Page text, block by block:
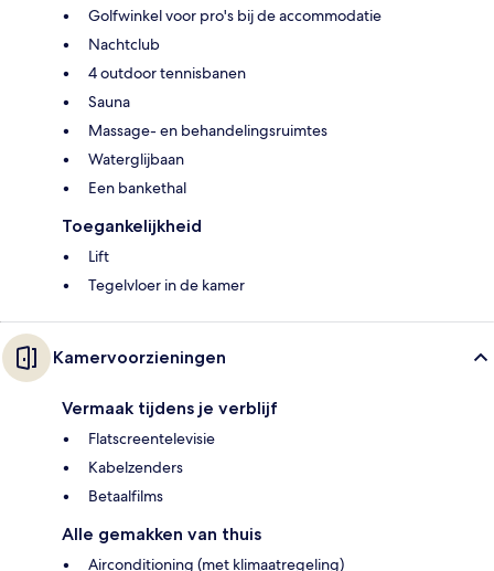
Golfwinkel voor pro's bij de accommodatie
Nachtclub
4 outdoor tennisbanen
Sauna
Massage- en behandelingsruimtes
Waterglijbaan
Een bankethal
Toegankelijkheid
Lift
Tegelvloer in de kamer
Kamervoorzieningen
Vermaak tijdens je verblijf
Flatscreentelevisie
Kabelzenders
Betaalfilms
Alle gemakken van thuis
Airconditioning (met klimaatregeling)